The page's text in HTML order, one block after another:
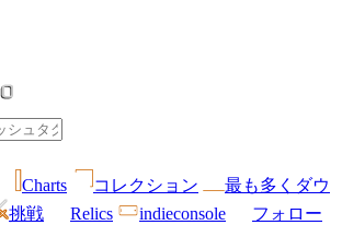
Charts コレクション
最も多くダウ
挑戦 Relics indieconsole フォロー